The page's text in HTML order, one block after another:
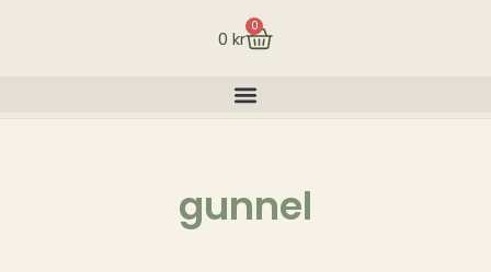
0 kr
0
gunnel